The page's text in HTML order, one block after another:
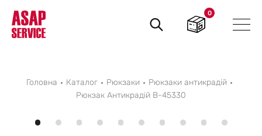
Пошук
товарів
0
Головна Каталог Рюкзаки
Рюкзаки антикрадій
Рюкзак Антикрадій B-45330